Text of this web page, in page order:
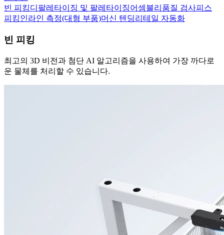
빈 피킹디팔레타이징 및 팔레타이징어셈블리 품질 검사피스
피킹인라인 측정(대형 부품)머신 텐딩리테일 자동화
빈 피킹
최고의 3D 비전과 첨단 AI 알고리즘을 사용하여 가장 까다로
운 물체를 처리할 수 있습니다.